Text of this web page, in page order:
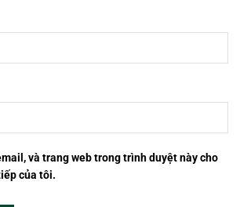
và trang web trong trình duyệt này cho
của tôi.